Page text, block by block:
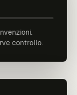
controllo.